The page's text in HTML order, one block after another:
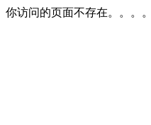
你访问的页面不存在。。。。